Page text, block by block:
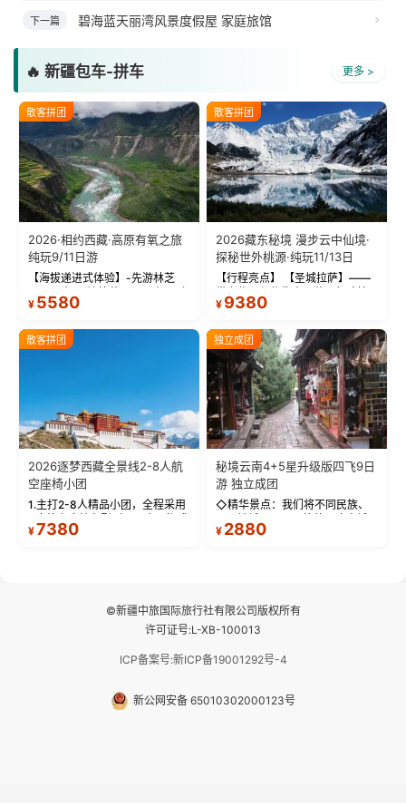
下一篇 碧海蓝天丽湾风景度假屋 家庭旅馆
🔥 新疆包车-拼车 更多 >
散客拼团
2026·相约西藏·高原有氧之旅
纯玩9/11日游
【海拔递进式体验】-先游林芝
测 99%游客零高反 。 【贴心保
反根本不是事儿 ！ 【无人机航
拍】-雪山/圣湖/...
¥ 5580
散客拼团
2026藏东秘境 漫步云中仙境·
探秘世外桃源·纯玩11/13日
【行程亮点】 【圣城拉萨】——
萨，感受这座城与生俱来的与众
城堡寺院于一体的宏伟建筑，是
西藏最完整的古代...
¥ 9380
散客拼团
2026逐梦西藏全景线2-8人航
空座椅小团
1.主打2-8人精品小团，全程采用
9座航空座椅车型（360度环抱式
座舱），提供VIP级别的舒适出行
¥7380
独立成团
秘境云南4+5星升级版四飞9日
游 独立成团
◇精华景点：我们将不同民族、
不同地域、不同风格的三座古城
—【大理古城、丽江古城、香格
¥ 2880
©新疆中旅国际旅行社有限公司版权所有
许可证号:L-XB-100013
ICP备案号:新ICP备19001292号-4
新公网安备 65010302000123号